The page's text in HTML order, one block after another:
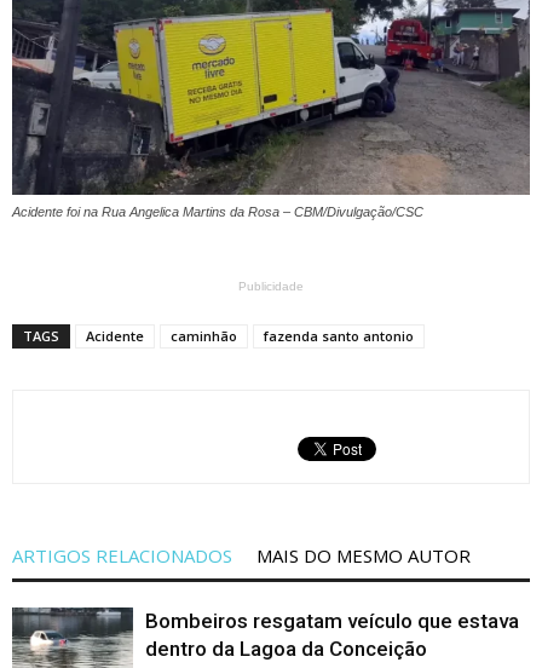
Acidente foi na Rua Angelica Martins da Rosa – CBM/Divulgação/CSC
Publicidade
TAGS Acidente caminhão fazenda santo antonio
ARTIGOS RELACIONADOS MAIS DO MESMO AUTOR
Bombeiros resgatam veículo que estava
dentro da Lagoa da Conceição